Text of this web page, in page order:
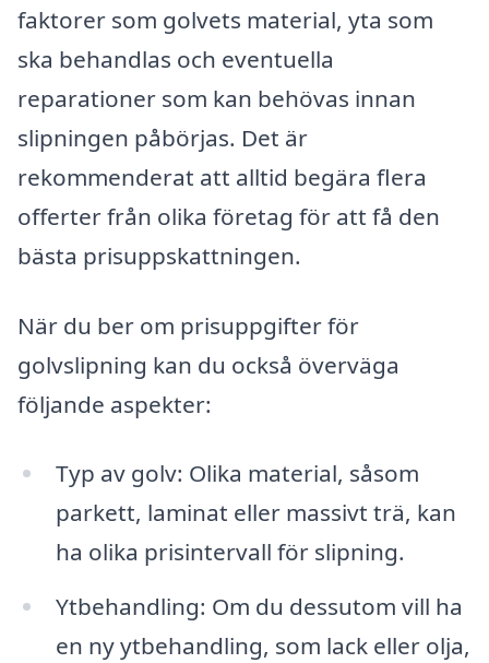
faktorer som golvets material, yta som
ska behandlas och eventuella
reparationer som kan behövas innan
slipningen påbörjas. Det är
rekommenderat att alltid begära flera
offerter från olika företag för att få den
bästa prisuppskattningen.
När du ber om prisuppgifter för
golvslipning kan du också överväga
följande aspekter:
Typ av golv: Olika material, såsom
parkett, laminat eller massivt trä, kan
ha olika prisintervall för slipning.
Ytbehandling: Om du dessutom vill ha
en ny ytbehandling, som lack eller olja,